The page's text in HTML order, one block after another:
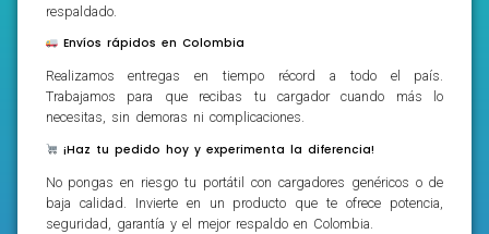
respaldado.
Envíos rápidos en Colombia
Realizamos entregas en tiempo récord a todo el país.
Trabajamos para que recibas tu cargador cuando más lo
necesitas, sin demoras ni complicaciones.
¡Haz tu pedido hoy y experimenta la diferencia!
No pongas en riesgo tu portátil con cargadores genéricos o de
baja calidad. Invierte en un producto que te ofrece potencia,
seguridad, garantía y el mejor respaldo en Colombia.